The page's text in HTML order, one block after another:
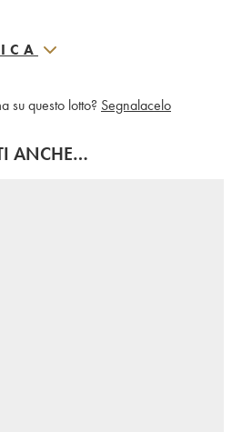
su questo lotto? Segnalacelo
ANCHE…